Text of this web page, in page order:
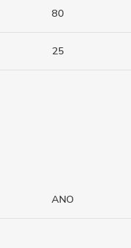
80
25
ANO